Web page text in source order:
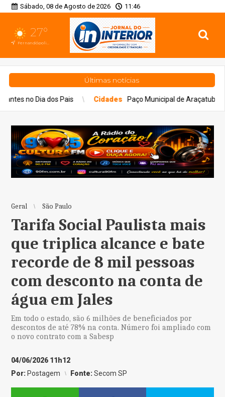
Sábado, 08 de Agosto de 2026 11:46
27°
Fernandópolis, SP
Últimas notícias
Cidades Paço Municipal de Araçatuba recebe iluminação em
Geral São Paulo
Tarifa Social Paulista mais
que triplica alcance e bate
recorde de 8 mil pessoas
com desconto na conta de
água em Jales
Em todo o estado, são 6 milhões de beneficiados por
descontos de até 78% na conta. Número foi ampliado com
o novo contrato com a Sabesp
04/06/2026 11h12
Por: Postagem Fonte:Secom SP